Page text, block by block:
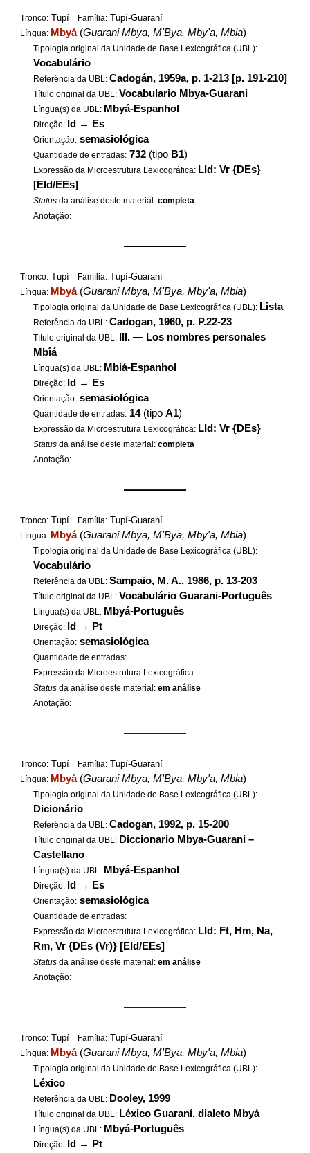
Tronco: Tupí Família: Tupí-Guaraní
Língua: Mbyá(Guarani Mbya, M'Bya, Mby'a, Mbia)
Tipologia original da Unidade de Base Lexicográfica (UBL):
Vocabulário
Referência da UBL:Cadogán, 1959a, p. 1-213 [p. 191-210]
Título original da UBL: Vocabulario Mbya-Guarani
Língua(s) da UBL: Mbyá-Espanhol
Direção: Id → Es
Orientação: semasiológica
Quantidade de entradas: 732 (tipo B1)
Expressão da Microestrutura Lexicográfica: LId: Vr {DEs}
[EId/EEs]
Status da análise deste material:completa
Anotação:
——————
Tronco: Tupí Família: Tupí-Guaraní
Língua: Mbyá(Guarani Mbya, M'Bya, Mby'a, Mbia)
Tipologia original da Unidade de Base Lexicográfica (UBL): Lista
Referência da UBL:Cadogan, 1960, p. P.22-23
Título original da UBL:
III. — Los nombres personales
Mbîá
Língua(s) da UBL: Mbiá-Espanhol
Direção: Id → Es
Orientação: semasiológica
Quantidade de entradas: 14(tipoA1)
Expressão da Microestrutura Lexicográfica: LId: Vr {DEs}
Status da análise deste material:completa
Anotação:
——————
Tronco: Tupí Família: Tupí-Guaraní
Língua: Mbyá(Guarani Mbya, M'Bya, Mby'a, Mbia)
Tipologia original da Unidade de Base Lexicográfica (UBL):
Vocabulário
Referência da UBL:Sampaio, M. A., 1986, p. 13-203
Título original da UBL: Vocabulário Guarani-Português
Língua(s) da UBL: Mbyá-Português
Direção: Id → Pt
Orientação: semasiológica
Quantidade de entradas:
Expressão da Microestrutura Lexicográfica:
Status da análise deste material:em análise
Anotação:
——————
Tronco: Tupí Família: Tupí-Guaraní
Língua: Mbyá(Guarani Mbya, M'Bya, Mby'a, Mbia)
Tipologia original da Unidade de Base Lexicográfica (UBL):
Dicionário
Referência da UBL:Cadogan, 1992, p. 15-200
Título original da UBL: Diccionario Mbya-Guarani –
Castellano
Língua(s) da UBL: Mbyá-Espanhol
Direção: Id → Es
Orientação: semasiológica
Quantidade de entradas:
Expressão da Microestrutura Lexicográfica: LId: Ft, Hm, Na,
Rm, Vr {DEs (Vr)} [EId/EEs]
Status da análise deste material:em análise
Anotação:
——————
Tronco: Tupí Família: Tupí-Guaraní
Língua: Mbyá(Guarani Mbya, M'Bya, Mby'a, Mbia)
Tipologia original da Unidade de Base Lexicográfica (UBL):
Léxico
Referência da UBL: Dooley, 1999
Título original da UBL: Léxico Guaraní, dialeto Mbyá
Língua(s) da UBL: Mbyá-Português
Direção: Id → Pt